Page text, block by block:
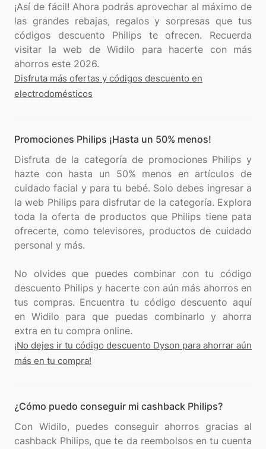
¡Así de fácil! Ahora podrás aprovechar al máximo de
las grandes rebajas, regalos y sorpresas que tus
códigos descuento Philips te ofrecen. Recuerda
visitar la web de Widilo para hacerte con más
Disfruta más ofertas y códigos descuento en
electrodomésticos
Promociones Philips ¡Hasta un 50% menos!
Disfruta de la categoría de promociones Philips y
hazte con hasta un 50% menos en artículos de
cuidado facial y para tu bebé. Solo debes ingresar a
la web Philips para disfrutar de la categoría. Explora
toda la oferta de productos que Philips tiene pata
ofrecerte, como televisores, productos de cuidado
personal y más.
No olvides que puedes combinar con tu código
descuento Philips y hacerte con aún más ahorros en
tus compras. Encuentra tu código descuento aquí
en Widilo para que puedas combinarlo y ahorra
¡No dejes ir tu código descuento Dyson para ahorrar aún
más en tu compra!
¿Cómo puedo conseguir mi cashback Philips?
Con Widilo, puedes conseguir ahorros gracias al
cashback Philips, que te da reembolsos en tu cuenta